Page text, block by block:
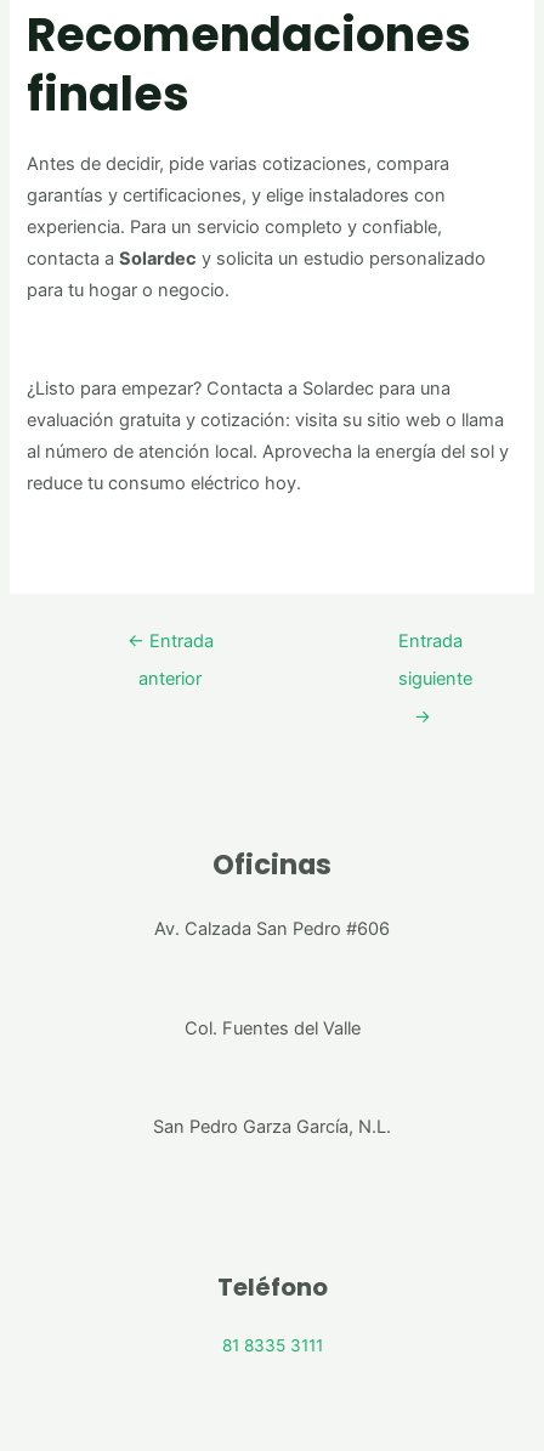
Recomendaciones
finales
Antes de decidir, pide varias cotizaciones, compara
garantías y certificaciones, y elige instaladores con
experiencia. Para un servicio completo y confiable,
contacta aSolardec y solicita un estudio personalizado
para tu hogar o negocio.
¿Listo para empezar? Contacta a Solardec para una
evaluación gratuita y cotización: visita su sitio web o llama
al número de atención local. Aprovecha la energía del sol y
reduce tu consumo eléctrico hoy.
← Entrada
anterior
Entrada
siguiente
→
Oficinas
Av. Calzada San Pedro #606
Col. Fuentes del Valle
San Pedro Garza García, N.L.
Teléfono
81 8335 3111